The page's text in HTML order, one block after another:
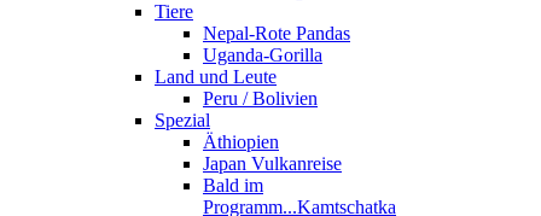
Tiere
Nepal-Rote Pandas
Uganda-Gorilla
Land und Leute
Peru / Bolivien
Spezial
Äthiopien
Japan Vulkanreise
Bald im
Programm...Kamtschatka